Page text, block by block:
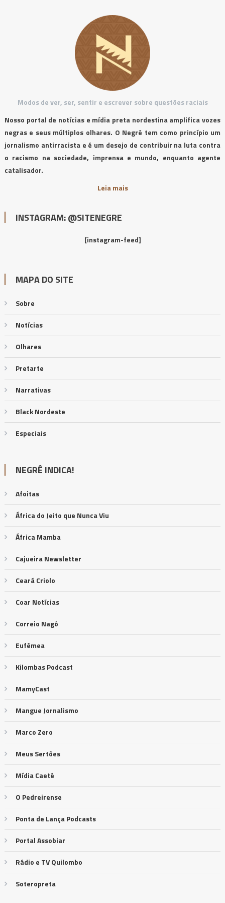
Modos de ver, ser, sentir e escrever sobre questões raciais
Nosso portal de notícias e mídia preta nordestina amplifica vozes
negras e seus múltiplos olhares. O Negrê tem como princípio um
jornalismo antirracista e é um desejo de contribuir na luta contra
o racismo na sociedade, imprensa e mundo, enquanto agente
catalisador.
Leia mais
INSTAGRAM: @SITENEGRE
[instagram-feed]
MAPA DO SITE
Sobre
Notícias
Olhares
Pretarte
Narrativas
Black Nordeste
Especiais
NEGRÊ INDICA!
Afoitas
África do Jeito que Nunca Viu
África Mamba
Cajueira Newsletter
Ceará Criolo
Coar Notícias
Correio Nagô
Eufêmea
Kilombas Podcast
MamyCast
Mangue Jornalismo
Marco Zero
Meus Sertões
Mídia Caeté
O Pedreirense
Ponta de Lança Podcasts
Portal Assobiar
Rádio e TV Quilombo
Soteropreta